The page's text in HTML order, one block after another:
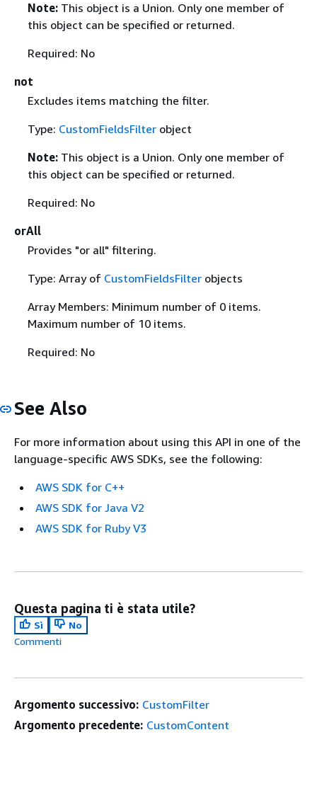
Note: This object is a Union. Only one member of
this object can be specified or returned.
Required: No
not
Excludes items matching the filter.
Type: CustomFieldsFilterobject
Note: This object is a Union. Only one member of
this object can be specified or returned.
Required: No
orAll
Provides "or all" filtering.
Type: Array of CustomFieldsFilterobjects
Array Members: Minimum number of 0 items.
Maximum number of 10 items.
Required: No
See Also
For more information about using this API in one of the
language-specific AWS SDKs, see the following:
AWS SDK for C++
AWS SDK for Java V2
AWS SDK for Ruby V3
Questa pagina ti è stata utile?
Sì
No
Commenti
Argomento successivo: CustomFilter
Argomento precedente: CustomContent